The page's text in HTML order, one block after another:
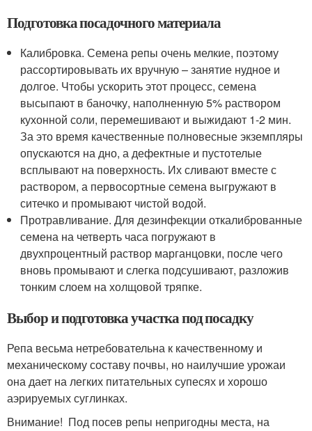
Подготовка посадочного материала
Калибровка. Семена репы очень мелкие, поэтому
рассортировывать их вручную – занятие нудное и
долгое. Чтобы ускорить этот процесс, семена
высыпают в баночку, наполненную 5% раствором
кухонной соли, перемешивают и выжидают 1-2 мин.
За это время качественные полновесные экземпляры
опускаются на дно, а дефектные и пустотелые
всплывают на поверхность. Их сливают вместе с
раствором, а первосортные семена выгружают в
ситечко и промывают чистой водой.
Протравливание. Для дезинфекции откалиброванные
семена на четверть часа погружают в
двухпроцентный раствор марганцовки, после чего
вновь промывают и слегка подсушивают, разложив
тонким слоем на холщовой тряпке.
Выбор и подготовка участка под посадку
Репа весьма нетребовательна к качественному и
механическому составу почвы, но наилучшие урожаи
она дает на легких питательных супесях и хорошо
аэрируемых суглинках.
Внимание! Под посев репы непригодны места, на